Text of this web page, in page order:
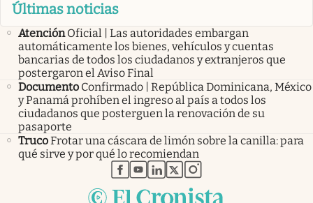
Últimas noticias
Atención Oficial | Las autoridades embargan
automáticamente los bienes, vehículos y cuentas
bancarias de todos los ciudadanos y extranjeros que
postergaron el Aviso Final
Documento Confirmado | República Dominicana, México
y Panamá prohíben el ingreso al país a todos los
ciudadanos que posterguen la renovación de su
pasaporte
TrucoFrotar una cáscara de limón sobre la canilla: para
qué sirve y por qué lo recomiendan
abre en nueva pestaña
abre en nueva pestaña
abre en nueva pestaña
abre en nueva pestaña
abre en nueva pestaña